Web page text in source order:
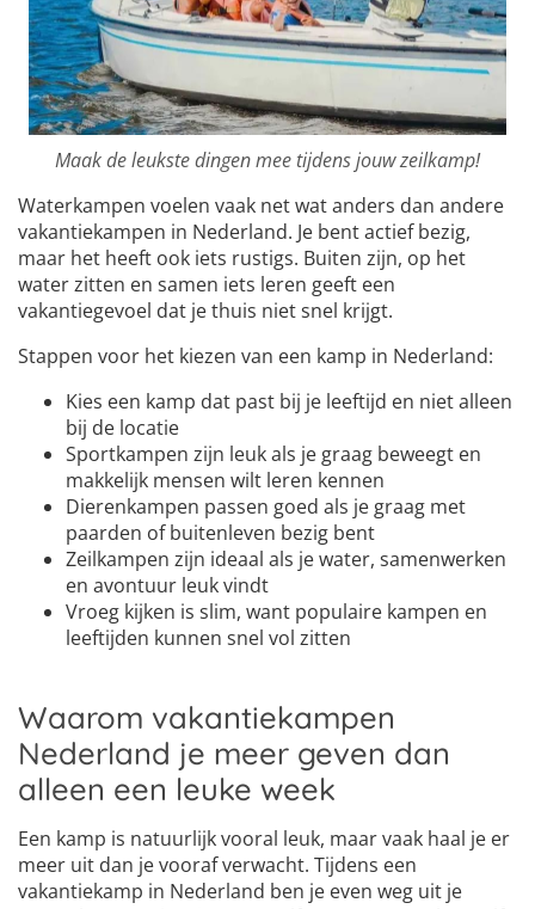
Maak de leukste dingen mee tijdens jouw zeilkamp!
Waterkampen voelen vaak net wat anders dan andere
vakantiekampen in Nederland. Je bent actief bezig,
maar het heeft ook iets rustigs. Buiten zijn, op het
water zitten en samen iets leren geeft een
vakantiegevoel dat je thuis niet snel krijgt.
Stappen voor het kiezen van een kamp in Nederland:
Kies een kamp dat past bij je leeftijd en niet alleen
bij de locatie
Sportkampen zijn leuk als je graag beweegt en
makkelijk mensen wilt leren kennen
Dierenkampen passen goed als je graag met
paarden of buitenleven bezig bent
Zeilkampen zijn ideaal als je water, samenwerken
en avontuur leuk vindt
Vroeg kijken is slim, want populaire kampen en
leeftijden kunnen snel vol zitten
Waarom vakantiekampen
Nederland je meer geven dan
alleen een leuke week
Een kamp is natuurlijk vooral leuk, maar vaak haal je er
meer uit dan je vooraf verwacht. Tijdens een
vakantiekamp in Nederland ben je even weg uit je